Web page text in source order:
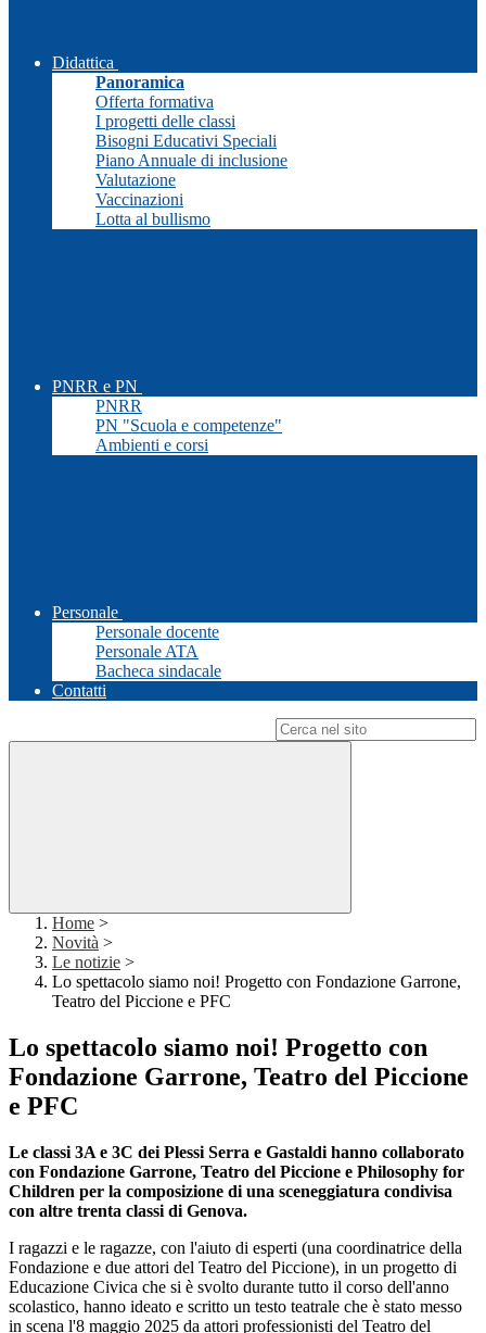
Didattica
Panoramica
Offerta formativa
I progetti delle classi
Bisogni Educativi Speciali
Piano Annuale di inclusione
Valutazione
Vaccinazioni
Lotta al bullismo
PNRR e PN
PNRR
PN "Scuola e competenze"
Ambienti e corsi
Personale
Personale docente
Personale ATA
Bacheca sindacale
Contatti
Home >
Novità >
Le notizie >
Lo spettacolo siamo noi! Progetto con Fondazione Garrone,
Teatro del Piccione e PFC
Lo spettacolo siamo noi! Progetto con
Fondazione Garrone, Teatro del Piccione
e PFC
Le classi 3A e 3C dei Plessi Serra e Gastaldi hanno collaborato
con Fondazione Garrone, Teatro del Piccione e Philosophy for
Children per la composizione di una sceneggiatura condivisa
con altre trenta classi di Genova.
I ragazzi e le ragazze, con l'aiuto di esperti (una coordinatrice della
Fondazione e due attori del Teatro del Piccione), in un progetto di
Educazione Civica che si è svolto durante tutto il corso dell'anno
scolastico, hanno ideato e scritto un testo teatrale che è stato messo
in scena l'8 maggio 2025 da attori professionisti del Teatro del